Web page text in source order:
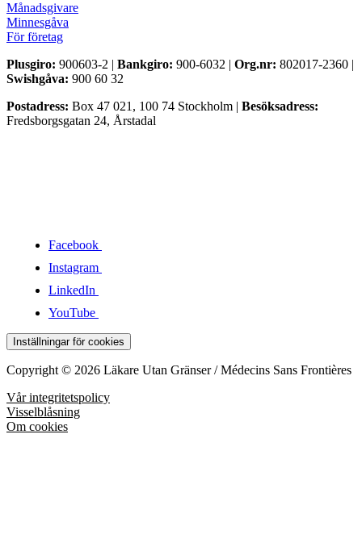
Månadsgivare
Minnesgåva
För företag
Plusgiro: 900603-2 | Bankgiro: 900-6032 | Org.nr: 802017-2360 |
Swishgåva: 900 60 32
Postadress: Box 47 021, 100 74 Stockholm | Besöksadress:
Fredsborgsgatan 24, Årstadal
Facebook
Instagram
LinkedIn
YouTube
Inställningar för cookies
Copyright © 2026 Läkare Utan Gränser / Médecins Sans Frontières
Vår integritetspolicy
Visselblåsning
Om cookies